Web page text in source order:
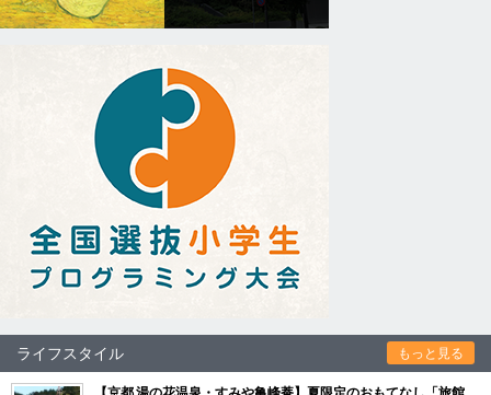
ライフスタイル もっと見る